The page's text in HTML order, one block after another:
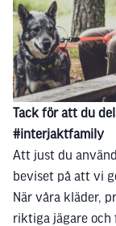
Tack för att du
#interjaktfamily
Att just du
beviset på att vi
När våra kläder,
riktiga jägare